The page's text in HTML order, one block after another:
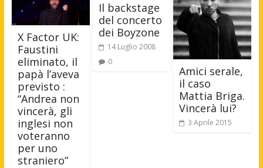
X Factor UK:
Faustini
eliminato, il
papà l’aveva
previsto :
“Andrea non
vincerà, gli
inglesi non
voteranno
per uno
straniero”
Il backstage
del concerto
dei Boyzone
14 Luglio 2008
0
Amici serale,
il caso
Mattia Briga.
Vincerà lui?
3 Aprile 2015